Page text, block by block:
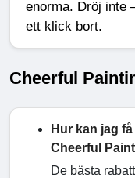
enorma. Dröj inte
ett klick bort.
Cheerful
Hur kan jag
Cheerful
De bästa